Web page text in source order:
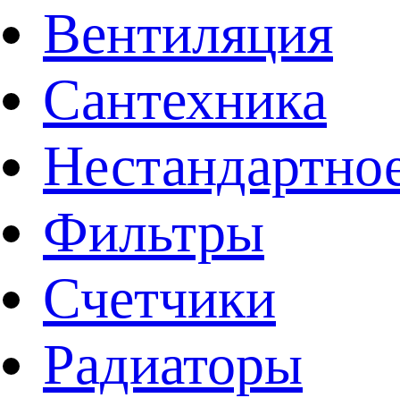
Вентиляция
Сантехника
Фильтры
Счетчики
Радиаторы